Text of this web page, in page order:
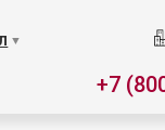
▼
+7